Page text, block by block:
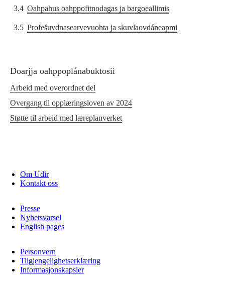
3.4 Oahpahus oahppofitnodagas ja bargoeallimis
3.5 Profešuvdnasearvevuohta ja skuvlaovdáneapmi
Doarjja oahppoplánabuktosii
Arbeid med overordnet del
Overgang til opplæringsloven av 2024
Støtte til arbeid med læreplanverket
Om Udir
Kontakt oss
Presse
Nyhetsvarsel
English pages
Personvern
Tilgjengelighetserklæring
Informasjonskapsler